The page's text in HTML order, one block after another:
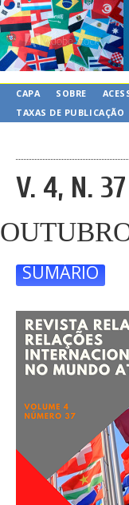
CAPA SOBRE
TAXAS DE PUBLICAÇÃO
V. 4, N.
SUMÁRIO